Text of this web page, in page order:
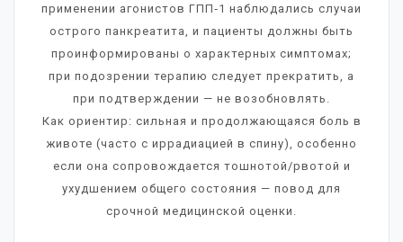
применении агонистов ГПП‑1 наблюдались случаи
острого панкреатита, и пациенты должны быть
проинформированы о характерных симптомах;
при подозрении терапию следует прекратить, а
при подтверждении — не возобновлять.
Как ориентир: сильная и продолжающаяся боль в
животе (часто с иррадиацией в спину), особенно
если она сопровождается тошнотой/рвотой и
ухудшением общего состояния — повод для
срочной медицинской оценки.